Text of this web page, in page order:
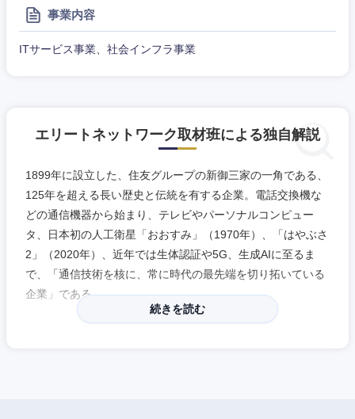
事業内容
ITサービス事業、社会インフラ事業
エリートネットワーク取材班による独自解説
1899年に設立した、住友グループの新御三家の一角である、
125年を超える長い歴史と伝統を有する企業。電話交換機な
どの通信機器から始まり、テレビやパーソナルコンピュー
タ、日本初の人工衛星「おおすみ」（1970年）、「はやぶさ
2」（2020年）、近年では生体認証や5G、生成AIに至るま
で、「通信技術を核に、常に時代の最先端を切り拓いている
企業」である。
続きを読む
中国・四国地方
鳥取県
山口県 徳島県
香川県 愛媛県